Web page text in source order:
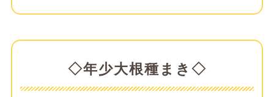
◇年少大根種まき◇